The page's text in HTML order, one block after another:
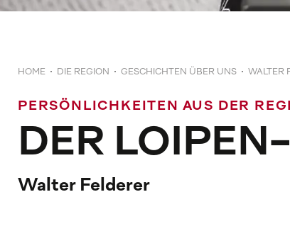
HOME DIE REGION GESCHICHTEN ÜBER UNS WALTER
PERSÖNLICHKEITEN AUS DER
DER
Walter Felderer